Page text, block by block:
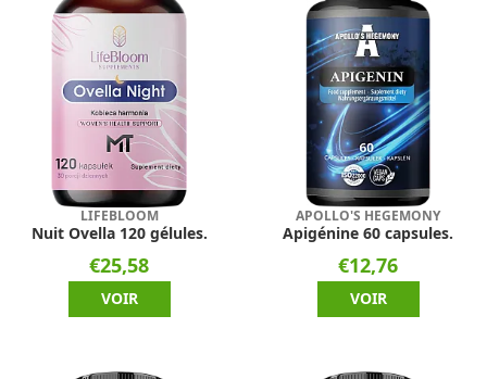
LIFEBLOOM
Nuit Ovella 120 gélules.
€25,58
VOIR
APOLLO'S HEGEMONY
Apigénine 60 capsules.
€12,76
VOIR